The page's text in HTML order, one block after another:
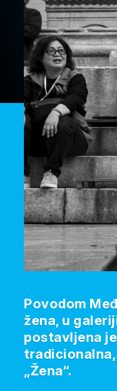
Povodom
žena, u
postavljena
tradicionalna,
„Žena“.